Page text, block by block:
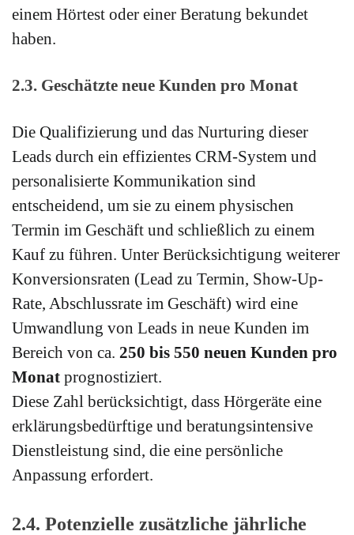
einem Hörtest oder einer Beratung bekundet
haben.
2.3. Geschätzte neue Kunden pro Monat
Die Qualifizierung und das Nurturing dieser
Leads durch ein effizientes CRM-System und
personalisierte Kommunikation sind
entscheidend, um sie zu einem physischen
Termin im Geschäft und schließlich zu einem
Kauf zu führen. Unter Berücksichtigung weiterer
Konversionsraten (Lead zu Termin, Show-Up-
Rate, Abschlussrate im Geschäft) wird eine
Umwandlung von Leads in neue Kunden im
Bereich von ca. 250 bis 550 neuen Kunden pro
Monat prognostiziert.
Diese Zahl berücksichtigt, dass Hörgeräte eine
erklärungsbedürftige und beratungsintensive
Dienstleistung sind, die eine persönliche
Anpassung erfordert.
2.4. Potenzielle zusätzliche jährliche